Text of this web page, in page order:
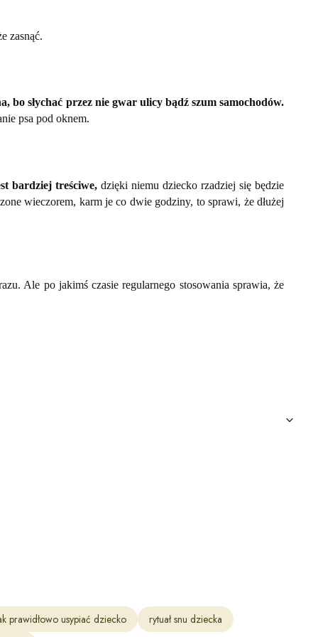
zasnąć.
słychać przez nie gwar ulicy bądź szum samochodów.
psa pod oknem.
bardziej treściwe, dzięki niemu dziecko rzadziej się będzie
wieczorem, karm je co dwie godziny, to sprawi, że dłużej
Ale po jakimś czasie regularnego stosowania sprawia, że
prawidłowo usypiać dziecko rytuał snu dziecka